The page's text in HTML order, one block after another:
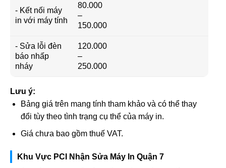
- Kết nối máy
in với máy tính
80.000
–
150.000
- Sửa lỗi đèn
báo nhấp
nháy
120.000
–
250.000
Lưu ý:
Bảng giá trên mang tính tham khảo và có thể thay
đổi tùy theo tình trạng cụ thể của máy in.
Giá chưa bao gồm thuế VAT.
Khu Vực PCI Nhận Sửa Máy In Quận 7